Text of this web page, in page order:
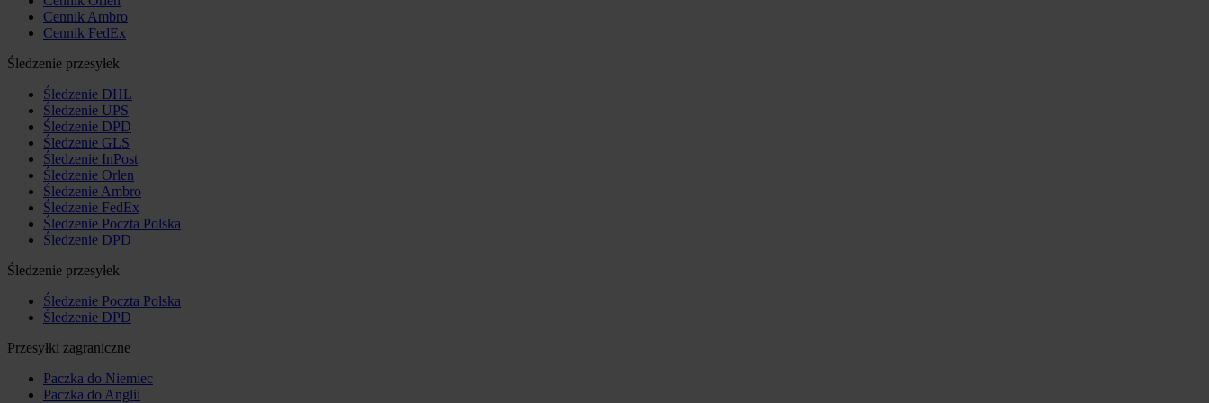
Cennik Ambro
Cennik FedEx
Śledzenie przesyłek
Śledzenie DHL
Śledzenie UPS
Śledzenie DPD
Śledzenie GLS
Śledzenie InPost
Śledzenie Orlen
Śledzenie Ambro
Śledzenie FedEx
Śledzenie Poczta Polska
Śledzenie DPD
Śledzenie przesyłek
Śledzenie Poczta Polska
Śledzenie DPD
Przesyłki zagraniczne
Paczka do Niemiec
Paczka do Anglii